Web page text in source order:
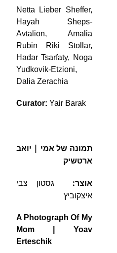
Netta Lieber Sheffer,
Hayah Sheps-
Avtalion, Amalia
Rubin Riki Stollar,
Hadar Tsarfaty, Noga
Yudkovik-Etzioni,
Dalia Zerachia
Curator: Yair Barak
תמונה של אמי
ארטשיק
אוצר:
איצקוביץ
A Photograph Of My
Mom
| Yoav
Erteschik